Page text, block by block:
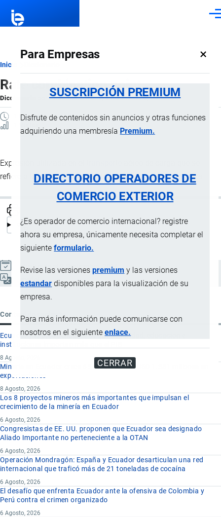
Para Empresas ×
SUSCRIPCIÓN PREMIUM
Disfrute de contenidos sin anuncios y otras funciones
adquiriendo una membresía Premium.
DIRECTORIO OPERADORES DE
COMERCIO EXTERIOR
¿Es operador de comercio internacional? registre
ahora su empresa, únicamente necesita completar el
siguienteformulario.
Revise las versionespremium y las versiones
estandar disponibles para la visualización de su
empresa.
Para más información puede comunicarse con
nosotros en el siguienteenlace.
CERRAR
Ruta
de
navegación
Inicio
Rate combination point
Diccionario porImportaciones …, 8 Septiembre, 2024
1 MINUTO
Expresión utilizada en el
refiere a la combinación de al menos dos tarifas diferentes.
Actualizado el 9 Septiembre, 2024
Español
Contenido reciente
Ecuador y la prosperidad: Por qué seguridad, educación e
instituciones importan más que el PIB
8 Agosto, 2026
Minería en Ecuador crece 65,3% y alcanza USD 1.381 millones en
exportaciones
8 Agosto, 2026
Los 8 proyectos mineros más importantes que impulsan el
crecimiento de la minería en Ecuador
6 Agosto, 2026
Congresistas de EE. UU. proponen que Ecuador sea designado
Aliado Importante no perteneciente a la OTAN
6 Agosto, 2026
Operación Mondragón: España y Ecuador desarticulan una red
internacional que traficó más de 21 toneladas de cocaína
6 Agosto, 2026
El desafío que enfrenta Ecuador ante la ofensiva de Colombia y
Perú contra el crimen organizado
6 Agosto, 2026